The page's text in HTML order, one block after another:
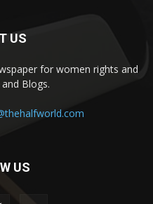
US
for women rights and
Blogs.
US